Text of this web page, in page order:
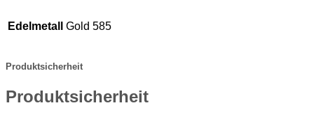
Edelmetall Gold 585
Produktsicherheit
Produktsicherheit